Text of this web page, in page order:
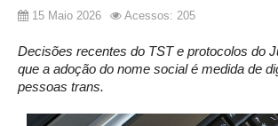
Composição
Seções Especializadas
Turmas
Varas do Trabalho
15 Maio 2026 Acessos: 205
Decisões recentes do TST e protocolos do
que a adoção do nome social é medida de
pessoas trans.